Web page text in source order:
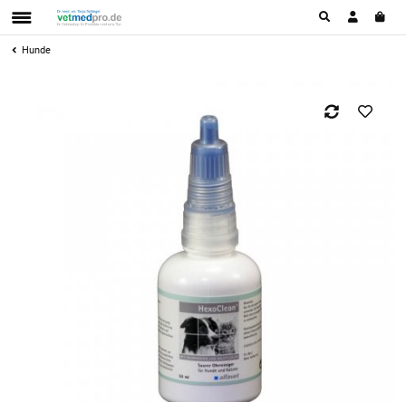
Hunde